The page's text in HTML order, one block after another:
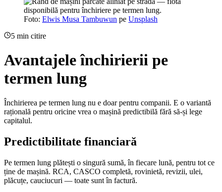
Foto: Elwis Musa Tambuwun pe Unsplash
5 min citire
Avantajele închirierii pe
termen lung
Închirierea pe termen lung nu e doar pentru companii. E o variantă
rațională pentru oricine vrea o mașină predictibilă fără să-și lege
capitalul.
Predictibilitate financiară
Pe termen lung plătești o singură sumă, în fiecare lună, pentru tot ce
ține de mașină. RCA, CASCO completă, rovinietă, revizii, ulei,
plăcuțe, cauciucuri — toate sunt în factură.